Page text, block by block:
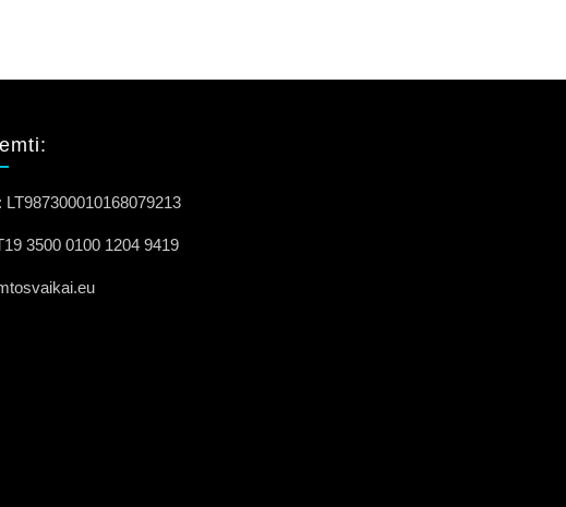
3500 0100 1204 9419